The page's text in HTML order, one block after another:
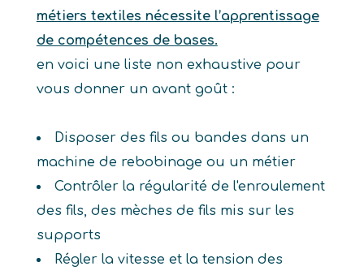
métiers textiles nécessite l’apprentissage
de compétences de bases.
en voici une liste non exhaustive pour
vous donner un avant goût :
Disposer des fils ou bandes dans un
machine de rebobinage ou un métier
Contrôler la régularité de l'enroulement
des fils, des mèches de fils mis sur les
supports
Régler la vitesse et la tension des